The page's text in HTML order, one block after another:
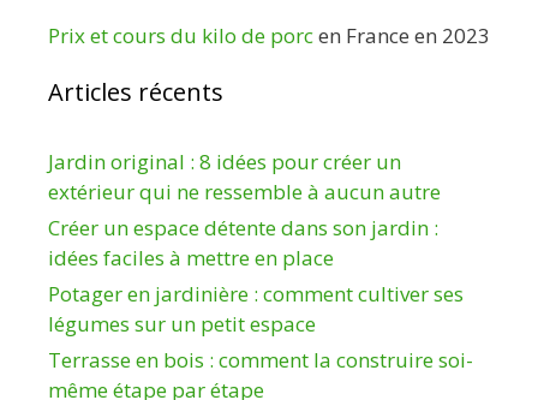
Prix et cours du kilo de porcen France en 2023
Articles récents
Jardin original : 8 idées pour créer un
extérieur qui ne ressemble à aucun autre
Créer un espace détente dans son jardin :
idées faciles à mettre en place
Potager en jardinière : comment cultiver ses
légumes sur un petit espace
Terrasse en bois : comment la construire soi-
même étape par étape